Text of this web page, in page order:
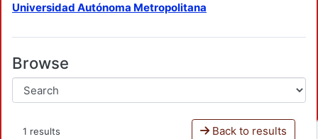
Universidad Autónoma Metropolitana
Browse
1 results Back to results